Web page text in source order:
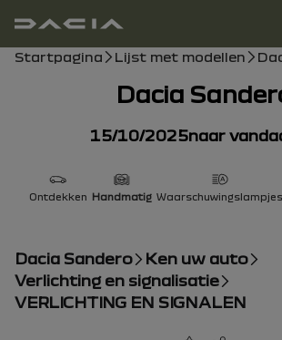
Gebruikershandleiding
broodkruimelnavigatie
Startpagina Lijst met modellen
Dacia
15/10/2025naar
Ontdekken Handmatig Waarschuwingslampjes
Dacia Sandero
Ken uw auto
Verlichting en signalisatie
VERLICHTING EN SIGNALEN